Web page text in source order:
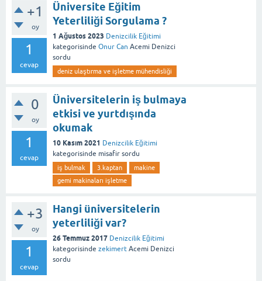
+1
oy
1
cevap
Üniversite Eğitim
Yeterliliği Sorgulama ?
1 Ağustos 2023 Denizcilik Eğitimi
kategorisinde Onur Can Acemi Denizci
sordu
deniz ulaştırma ve işletme mühendisliği
0
oy
1
cevap
Üniversitelerin iş bulmaya
etkisi ve yurtdışında
okumak
10 Kasım 2021 Denizcilik Eğitimi
kategorisinde misafir sordu
iş bulmak 3.kaptan
makine
gemi makinaları işletme
+3
oy
1
cevap
Hangi üniversitelerin
yeterliliği var?
26 Temmuz 2017 Denizcilik Eğitimi
kategorisinde zekimert Acemi Denizci
sordu